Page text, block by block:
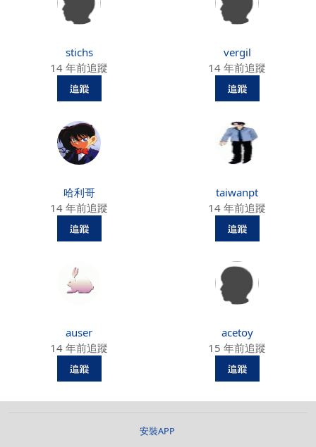
stichs
14 年前追蹤
vergil
14 年前追蹤
哈利哥
14 年前追蹤
taiwanpt
14 年前追蹤
auser
14 年前追蹤
acetoy
15 年前追蹤
安裝APP